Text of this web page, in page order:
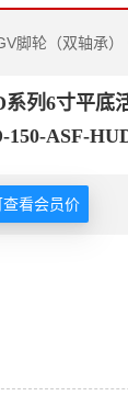
脚轮（双轴承
列6寸平底
ASF-
看会员价